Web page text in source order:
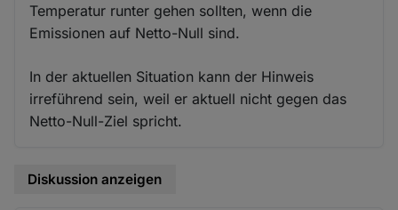
Temperatur runter gehen sollten, wenn die
Emissionen auf Netto-Null sind.
In der aktuellen Situation kann der Hinweis
irreführend sein, weil er aktuell nicht gegen das
Netto-Null-Ziel spricht.
Diskussion anzeigen